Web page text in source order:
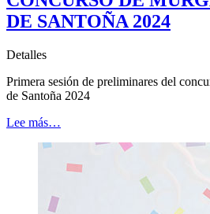
DE SANTOÑA 2024
Detalles
Primera sesión de preliminares del
de Santoña 2024
Lee más…